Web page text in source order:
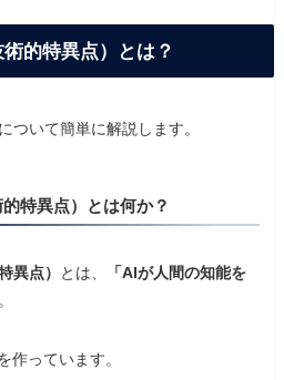
的特異点）とは？
ついて簡単に解説します。
特異点）とは何か？
異点） とは、
「AIが人間の知能を
作っています。